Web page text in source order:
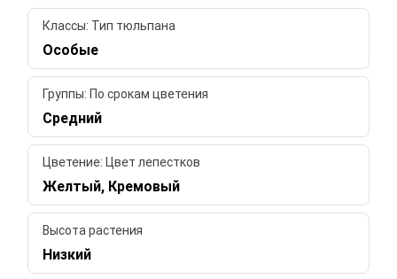
Классы: Тип тюльпана
Особые
Группы: По срокам цветения
Средний
Цветение: Цвет лепестков
Желтый, Кремовый
Высота растения
Низкий